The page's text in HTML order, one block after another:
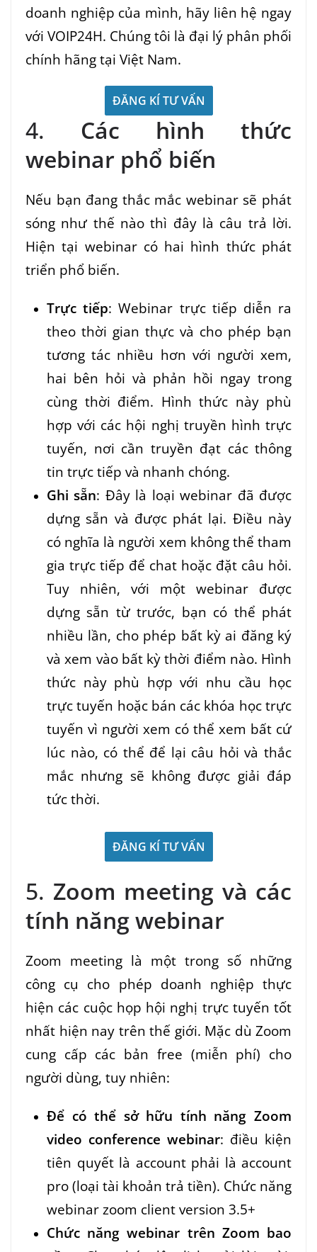
doanh nghiệp của mình, hãy liên hệ ngay
với VOIP24H. Chúng tôi là đại lý phân phối
chính hãng tại Việt Nam.
ĐĂNG KÍ TƯ VẤN
4. Các hình thức
webinar phổ biến
Nếu bạn đang thắc mắc webinar sẽ phát
sóng như thế nào thì đây là câu trả lời.
Hiện tại webinar có hai hình thức phát
triển phổ biến.
Trực tiếp: Webinar trực tiếp diễn ra
theo thời gian thực và cho phép bạn
tương tác nhiều hơn với người xem,
hai bên hỏi và phản hồi ngay trong
cùng thời điểm. Hình thức này phù
hợp với các hội nghị truyền hình trực
tuyến, nơi cần truyền đạt các thông
tin trực tiếp và nhanh chóng.
Ghi sẵn: Đây là loại webinar đã được
dựng sẵn và được phát lại. Điều này
có nghĩa là người xem không thể tham
gia trực tiếp để chat hoặc đặt câu hỏi.
Tuy nhiên, với một webinar được
dựng sẵn từ trước, bạn có thể phát
nhiều lần, cho phép bất kỳ ai đăng ký
và xem vào bất kỳ thời điểm nào. Hình
thức này phù hợp với nhu cầu học
trực tuyến hoặc bán các khóa học trực
tuyến vì người xem có thể xem bất cứ
lúc nào, có thể để lại câu hỏi và thắc
mắc nhưng sẽ không được giải đáp
tức thời.
ĐĂNG KÍ TƯ VẤN
5. Zoom meeting và các
tính năng webinar
Zoom meeting là một trong số những
công cụ cho phép doanh nghiệp thực
hiện các cuộc họp hội nghị trực tuyến tốt
nhất hiện nay trên thế giới. Mặc dù Zoom
cung cấp các bản free (miễn phí) cho
người dùng, tuy nhiên:
Để có thể sở hữu tính năng Zoom
video conference webinar: điều kiện
tiên quyết là account phải là account
pro (loại tài khoản trả tiền). Chức năng
webinar zoom client version 3.5+
Chức năng webinar trên Zoom bao